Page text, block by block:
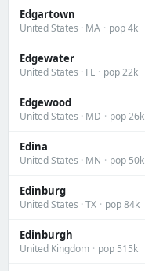
Edgartown
United States · MA · pop 4k
Edgewater
United States · FL · pop 22k
Edgewood
United States · MD · pop 26k
Edina
United States · MN · pop 50k
Edinburg
United States · TX · pop 84k
Edinburgh
United Kingdom · pop 515k